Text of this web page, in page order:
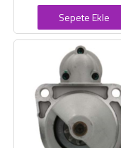
Sepete Ekle